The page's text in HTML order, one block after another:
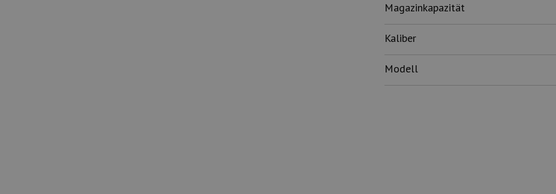
Magazinkapazität
Kaliber
Modell